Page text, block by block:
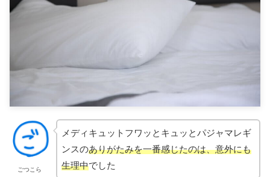
ごつこら
メディキュットフワッとキュッとパジャマレギ
ンスのありがたみを一番感じたのは、意外にも
生理中でした